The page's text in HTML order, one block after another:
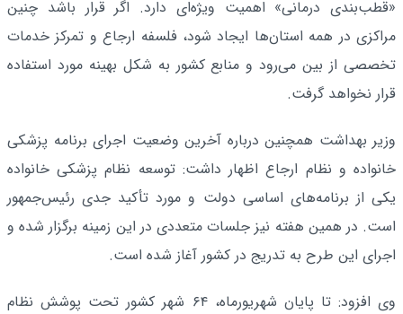
«قطب‌بندی درمانی» اهمیت ویژه‌ای دارد. اگر قرار باشد چنین
مراکزی در همه استان‌ها ایجاد شود، فلسفه ارجاع و تمرکز خدمات
تخصصی از بین می‌رود و منابع کشور به شکل بهینه مورد استفاده
قرار نخواهد گرفت.
وزیر بهداشت همچنین درباره آخرین وضعیت اجرای برنامه پزشکی
خانواده و نظام ارجاع اظهار داشت: توسعه نظام پزشکی خانواده
یکی از برنامه‌های اساسی دولت و مورد تأکید جدی رئیس‌جمهور
است. در همین هفته نیز جلسات متعددی در این زمینه برگزار شده و
اجرای این طرح به تدریج در کشور آغاز شده است.
وی افزود: تا پایان شهریورماه، ۶۴ شهر کشور تحت پوشش نظام